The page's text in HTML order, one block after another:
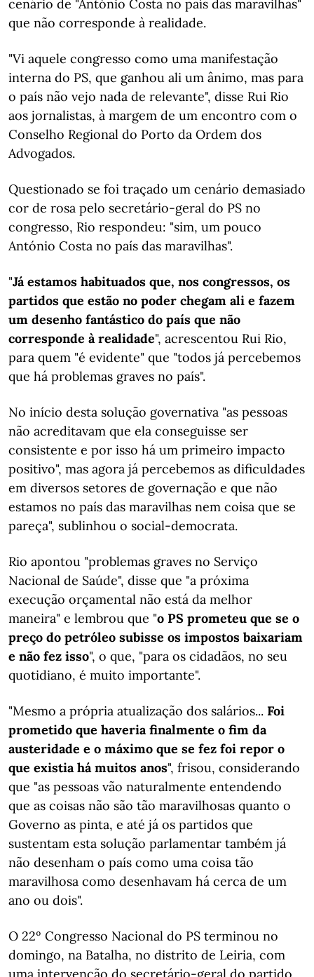
cenário de "António Costa no país das maravilhas"
que não corresponde à realidade.
"Vi aquele congresso como uma manifestação
interna do PS, que ganhou ali um ânimo, mas para
o país não vejo nada de relevante", disse Rui Rio
aos jornalistas, à margem de um encontro com o
Conselho Regional do Porto da Ordem dos
Advogados.
Questionado se foi traçado um cenário demasiado
cor de rosa pelo secretário-geral do PS no
congresso, Rio respondeu: "sim, um pouco
António Costa no país das maravilhas".
"Já estamos habituados que, nos congressos, os
partidos que estão no poder chegam ali e fazem
um desenho fantástico do país que não
corresponde à realidade", acrescentou Rui Rio,
para quem "é evidente" que "todos já percebemos
que há problemas graves no país".
No início desta solução governativa "as pessoas
não acreditavam que ela conseguisse ser
consistente e por isso há um primeiro impacto
positivo", mas agora já percebemos as dificuldades
em diversos setores de governação e que não
estamos no país das maravilhas nem coisa que se
pareça", sublinhou o social-democrata.
Rio apontou "problemas graves no Serviço
Nacional de Saúde", disse que "a próxima
execução orçamental não está da melhor
maneira" e lembrou que "o PS prometeu que se o
preço do petróleo subisse os impostos baixariam
e não fez isso", o que, "para os cidadãos, no seu
quotidiano, é muito importante".
"Mesmo a própria atualização dos salários... Foi
prometido que haveria finalmente o fim da
austeridade e o máximo que se fez foi repor o
que existia há muitos anos", frisou, considerando
que "as pessoas vão naturalmente entendendo
que as coisas não são tão maravilhosas quanto o
Governo as pinta, e até já os partidos que
sustentam esta solução parlamentar também já
não desenham o país como uma coisa tão
maravilhosa como desenhavam há cerca de um
ano ou dois".
O 22º Congresso Nacional do PS terminou no
domingo, na Batalha, no distrito de Leiria, com